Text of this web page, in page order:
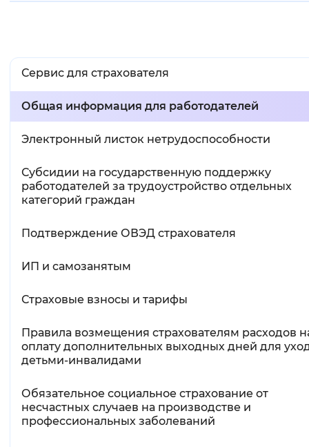
Сервис для страхователя
Общая информация для работодателей
Электронный листок нетрудоспособности
Субсидии на государственную поддержку
работодателей за трудоустройство отдельных
категорий граждан
Подтверждение ОВЭД страхователя
ИП и самозанятым
Страховые взносы и тарифы
Правила возмещения страхователям расходов
оплату дополнительных выходных дней для
детьми-инвалидами
Обязательное социальное страхование от
несчастных случаев на производстве и
профессиональных заболеваний